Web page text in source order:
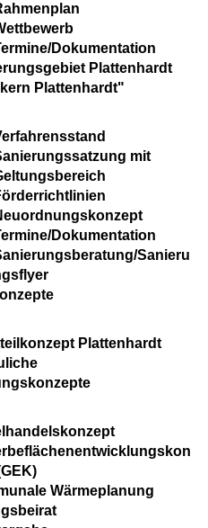
Dokumentation
Plattenhardt
Plattenhardt"
mit
Dokumentation
Sanieru
Plattenhardt
Wärmeplanung